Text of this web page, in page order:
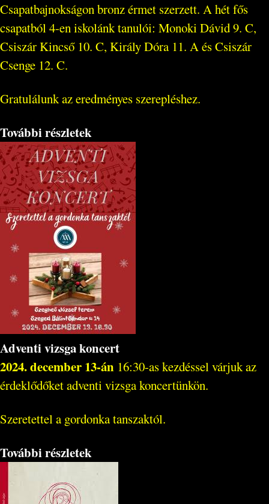
Csapatbajnokságon bronz érmet szerzett. A hét fős
csapatból 4-en iskolánk tanulói: Monoki Dávid 9. C,
Csiszár Kincső 10. C, Király Dóra 11. A és Csiszár
Csenge 12. C.
Gratulálunk az eredményes szerepléshez.
További részletek
Adventi vizsga koncert
2024. december 13-án 16:30-as kezdéssel várjuk az
érdeklődőket adventi vizsga koncertünkön.
Szeretettel a gordonka tanszaktól.
További részletek